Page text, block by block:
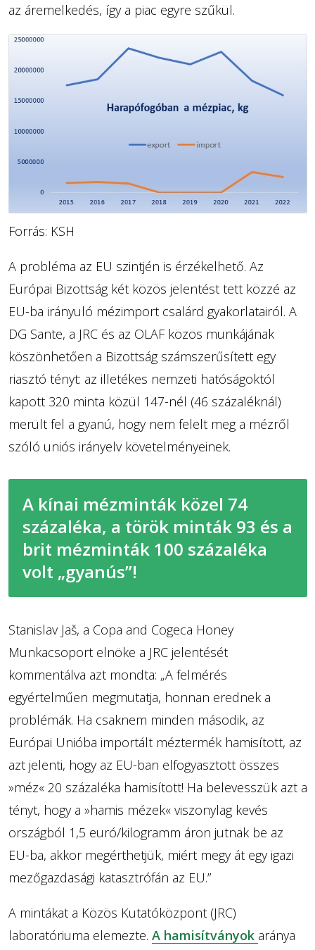
az áremelkedés, így a piac egyre szűkül.
Forrás: KSH
A probléma az EU szintjén is érzékelhető. Az
Európai Bizottság két közös jelentést tett közzé az
EU-ba irányuló mézimport csalárd gyakorlatairól. A
DG Sante, a JRC és az OLAF közös munkájának
köszönhetően a Bizottság számszerűsített egy
riasztó tényt: az illetékes nemzeti hatóságoktól
kapott 320 minta közül 147-nél (46 százaléknál)
merült fel a gyanú, hogy nem felelt meg a mézről
szóló uniós irányelv követelményeinek.
A kínai mézminták közel 74
százaléka, a török minták 93 és a
brit mézminták 100 százaléka
volt „gyanús”!
Stanislav Jaš, a Copa and Cogeca Honey
Munkacsoport elnöke a JRC jelentését
kommentálva azt mondta: „A felmérés
egyértelműen megmutatja, honnan erednek a
problémák. Ha csaknem minden második, az
Európai Unióba importált méztermék hamisított, az
azt jelenti, hogy az EU-ban elfogyasztott összes
»méz« 20 százaléka hamisított! Ha belevesszük azt a
tényt, hogy a »hamis mézek« viszonylag kevés
országból 1,5 euró/kilogramm áron jutnak be az
EU-ba, akkor megérthetjük, miért megy át egy igazi
mezőgazdasági katasztrófán az EU.”
A mintákat a Közös Kutatóközpont (JRC)
laboratóriuma elemezte. A hamisítványok aránya